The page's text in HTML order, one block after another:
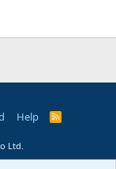
Help
R
Ltd.